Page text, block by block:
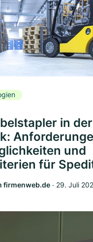
in der
und
für
firmenweb.de ‧ 29. Juli